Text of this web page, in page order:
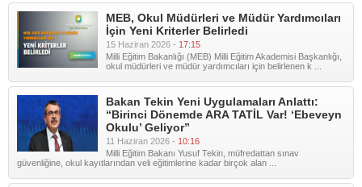
MEB, Okul Müdürleri ve Müdür Yardımcıları
İçin Yeni Kriterler Belirledi
15 Haziran 2026 - 17:15
Milli Eğitim Bakanlığı (MEB) Milli Eğitim Akademisi Başkanlığı,
okul müdürleri ve müdür yardımcıları için belirlenen k ...
Bakan Tekin Yeni Uygulamaları Anlattı:
“Birinci Dönemde ARA TATİL Var! ‘Ebeveyn
Okulu’ Geliyor”
11 Haziran 2026 - 10:16
Milli Eğitim Bakanı Yusuf Tekin, müfredattan sınav
güvenliğine, okul kayıtlarından veli eğitimlerine kadar birçok alan ...